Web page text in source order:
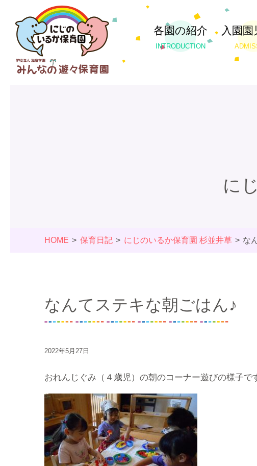
各園の紹介
INTRODUCTION
入園園
に
HOME 保育日記 にじのいるか保育園 杉並井草 な
なんてステキな朝ごはん♪
2022年5月27日
おれんじぐみ（４歳児）の朝のコーナー遊びの様子で